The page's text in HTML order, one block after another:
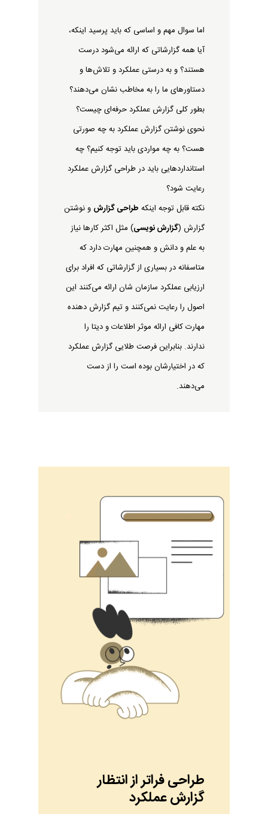
اما سوال مهم و اساسی که باید پرسید اینکه،
آیا همه گزارشاتی که ارائه می‌شود درست
هستند؟ و به درستی عملکرد و تلاش‌ها و
دستاورهای ما را به مخاطب نشان می‌دهند؟
بطور کلی گزارش عملکرد حرفه‌ای چیست؟
نحوی نوشتن گزارش عملکرد به چه صورتی
هست؟ به چه مواردی باید توجه کنیم؟ چه
استانداردهایی باید در طراحی گزارش عملکرد
رعایت شود؟
نکته قابل توجه اینکه طراحی گزارش و نوشتن
گزارش (گزارش نویسی) مثل اکثر کارها نیاز
به علم و دانش و همچنین مهارت دارد که
متاسفانه در بسیاری از گزارشاتی که افراد برای
ارزیابی عملکرد سازمان شان ارائه می‌کنند این
اصول را رعایت نمی‌کنند و تیم گزارش دهنده
مهارت کافی ارائه موثر اطلاعات و دیتا را
ندارند. بنابراین فرصت طلایی گزارش عملکرد
که در اختیارشان بوده است را از دست
می‌دهند.
طراحی فراتر از انتظار
گزارش عملکرد